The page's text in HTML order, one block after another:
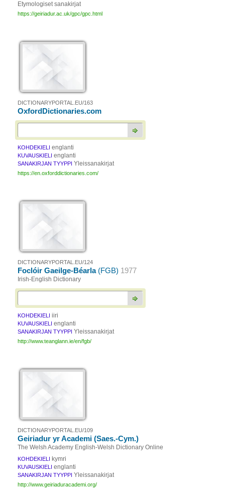
Etymologiset sanakirjat
https://geiriadur.ac.uk/gpc/gpc.html
DICTIONARYPORTAL.EU/163
OxfordDictionaries.com
KOHDEKIELI englanti
KUVAUSKIELI englanti
SANAKIRJAN TYYPPI Yleissanakirjat
https://en.oxforddictionaries.com/
DICTIONARYPORTAL.EU/124
Foclóir Gaeilge-Béarla (FGB) 1977
Irish-English Dictionary
KOHDEKIELI iiri
KUVAUSKIELI englanti
SANAKIRJAN TYYPPI Yleissanakirjat
http://www.teanglann.ie/en/fgb/
DICTIONARYPORTAL.EU/109
Geiriadur yr Academi (Saes.-Cym.)
The Welsh Academy English-Welsh Dictionary Online
KOHDEKIELI kymri
KUVAUSKIELI englanti
SANAKIRJAN TYYPPI Yleissanakirjat
http://www.geiriaduracademi.org/